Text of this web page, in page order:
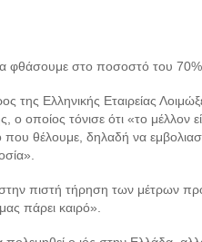
φθάσουμε στο ποσοστό του 70%
της Ελληνικής Εταιρείας
οποίος τόνισε ότι «το μέλλον
θέλουμε, δηλαδή να
πιστή τήρηση των μέτρων
πάρει καιρό».